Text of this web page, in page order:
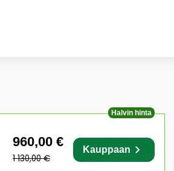
Halvin hinta
960,00 €
1 130,00 €
Kauppaan